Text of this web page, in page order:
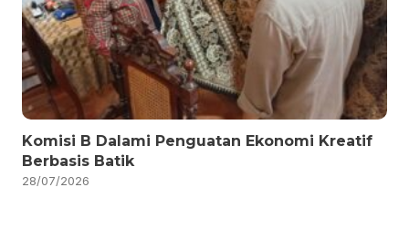
Komisi B Dalami Penguatan Ekonomi Kreatif
Berbasis Batik
28/07/2026